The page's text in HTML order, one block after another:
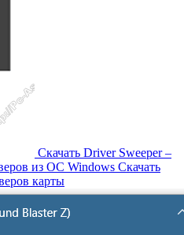
Скачать Driver Sweeper –
из OC Windows Скачать
карты